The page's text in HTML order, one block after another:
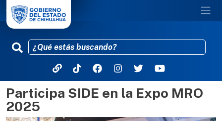
Pasar al contenido principal
Participa SIDE en la Expo MRO
2025